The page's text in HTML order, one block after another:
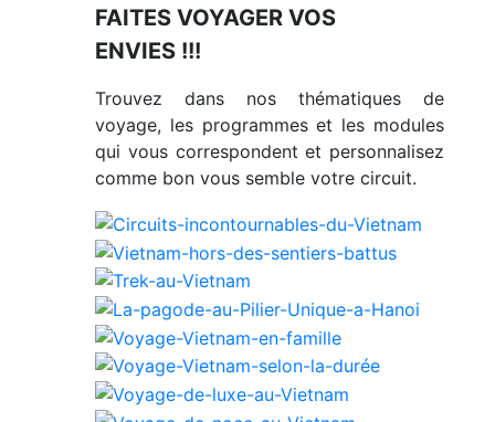
FAITES VOYAGER VOS
ENVIES !!!
Trouvez dans nos thématiques de
voyage, les programmes et les modules
qui vous correspondent et personnalisez
comme bon vous semble votre circuit.